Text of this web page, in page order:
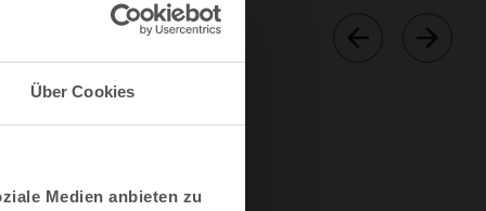
Über Cookies
Medien anbieten zu